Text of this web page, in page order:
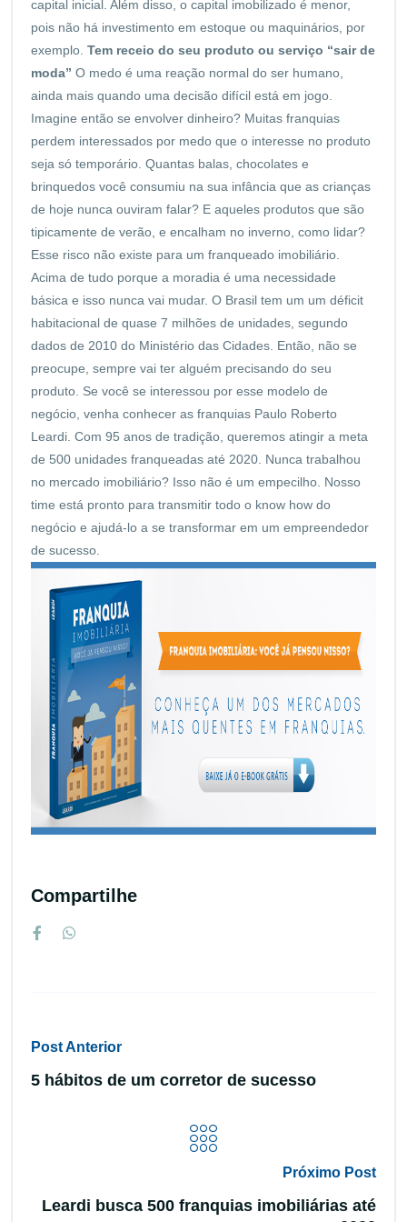
capital inicial. Além disso, o capital imobilizado é menor,
pois não há investimento em estoque ou maquinários, por
exemplo. Tem receio do seu produto ou serviço “sair de
moda” O medo é uma reação normal do ser humano,
ainda mais quando uma decisão difícil está em jogo.
Imagine então se envolver dinheiro? Muitas franquias
perdem interessados por medo que o interesse no produto
seja só temporário. Quantas balas, chocolates e
brinquedos você consumiu na sua infância que as crianças
de hoje nunca ouviram falar? E aqueles produtos que são
tipicamente de verão, e encalham no inverno, como lidar?
Esse risco não existe para um franqueado imobiliário.
Acima de tudo porque a moradia é uma necessidade
básica e isso nunca vai mudar. O Brasil tem um um déficit
habitacional de quase 7 milhões de unidades, segundo
dados de 2010 do Ministério das Cidades. Então, não se
preocupe, sempre vai ter alguém precisando do seu
produto. Se você se interessou por esse modelo de
negócio, venha conhecer as franquias Paulo Roberto
Leardi. Com 95 anos de tradição, queremos atingir a meta
de 500 unidades franqueadas até 2020. Nunca trabalhou
no mercado imobiliário? Isso não é um empecilho. Nosso
time está pronto para transmitir todo o know how do
negócio e ajudá-lo a se transformar em um empreendedor
de sucesso.
Compartilhe
Post Anterior
5 hábitos de um corretor de sucesso
Próximo Post
Leardi busca 500 franquias imobiliárias até